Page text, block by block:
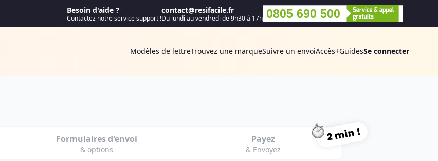
Besoin d'aide ?
Contactez notre service support !
contact@resifacile.fr
Du lundi au vendredi de 9h30 à 17h 0805 690 500
Modèles de lettreTrouvez une marqueSuivre un envoiAccès+GuidesSe connecter
Formulaires d'envoi
& options
Payez
& Envoyez